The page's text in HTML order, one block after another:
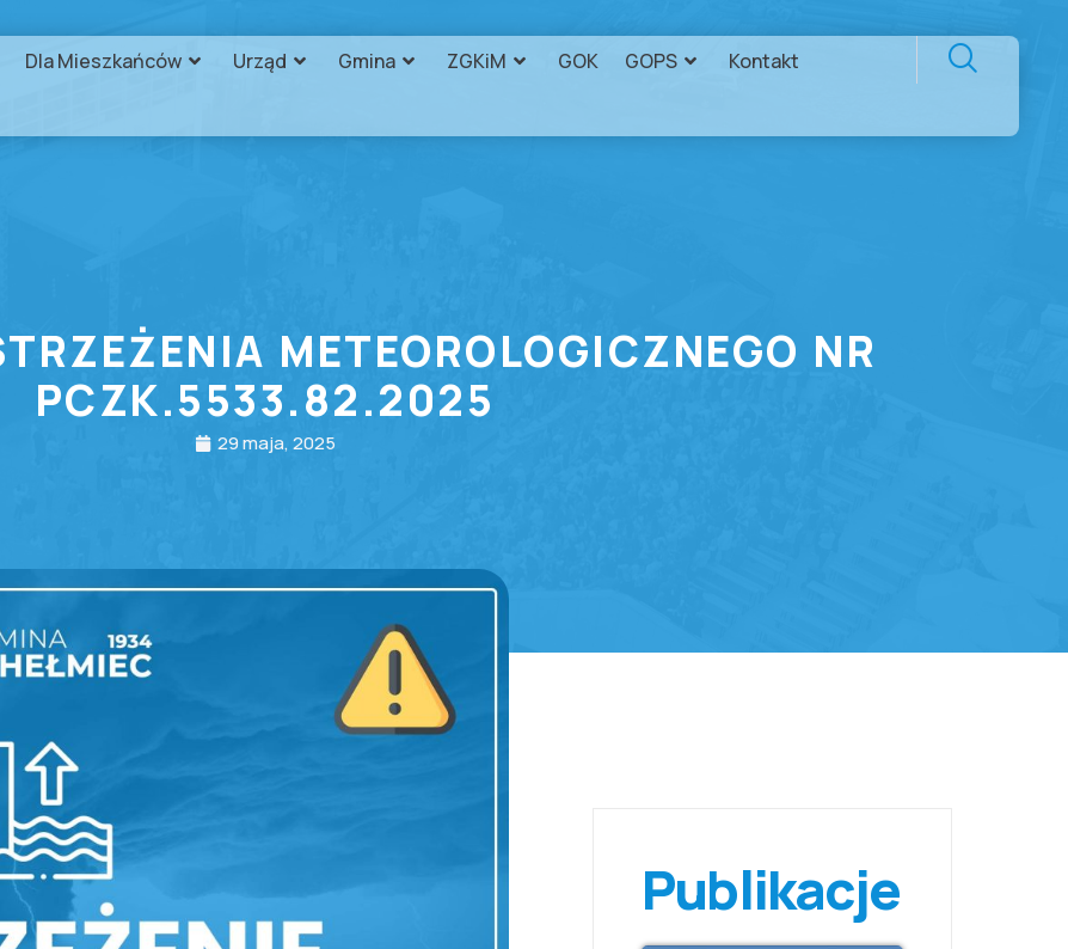
Dla Mieszkańców Urząd Gmina ZGKiM GOK GOPS Kontakt
METEOROLOGICZNEGO NR
PCZK.5533.82.2025
29 maja, 2025
Publikacje